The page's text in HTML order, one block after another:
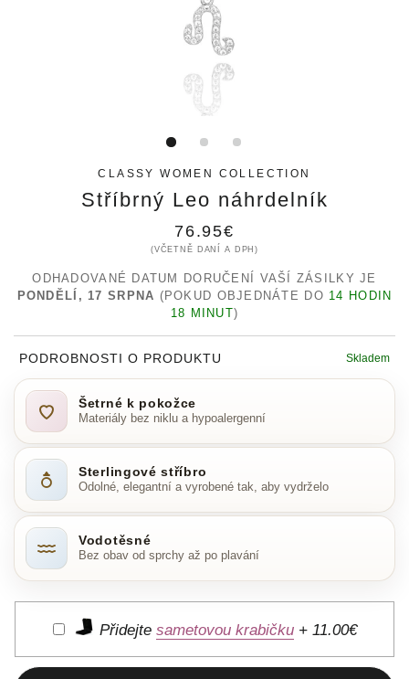
CLASSY WOMEN COLLECTION
Stříbrný Leo náhrdelník
Běžná
cena
76.95€
(VČETNĚ DANÍ A DPH)
ODHADOVANÉ DATUM DORUČENÍ VAŠÍ ZÁSILKY JE
PONDĚLÍ, 17 SRPNA (POKUD OBJEDNÁTE DO 14 HODIN
18 MINUT)
PODROBNOSTI O PRODUKTU Skladem
Šetrné k pokožce
Materiály bez niklu a hypoalergenní
Sterlingové stříbro
Odolné, elegantní a vyrobené tak, aby vydrželo
Vodotěsné
Bez obav od sprchy až po plavání
Přidejte sametovou krabičku+ 11.00€